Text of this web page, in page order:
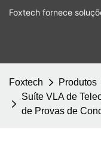
Foxtech fornece
Foxtech Produtos
Suíte VLA de
de Provas de